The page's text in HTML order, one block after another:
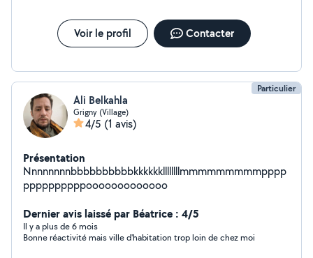
personnalisées et de qualité pour répondre aux besoins
de mes clients.Voir le profil Contacter
Particulier
Ali Belkahla
Grigny (Village)
4/5 (1 avis)
Présentation
Nnnnnnnnbbbbbbbbbbkkkkkkllllllllmmmmmmmmmpppp
ppppppppppooooooooooooo
Dernier avis laissé par Béatrice : 4/5
Il y a plus de 6 mois
Bonne réactivité mais ville d'habitation trop loin de chez moi